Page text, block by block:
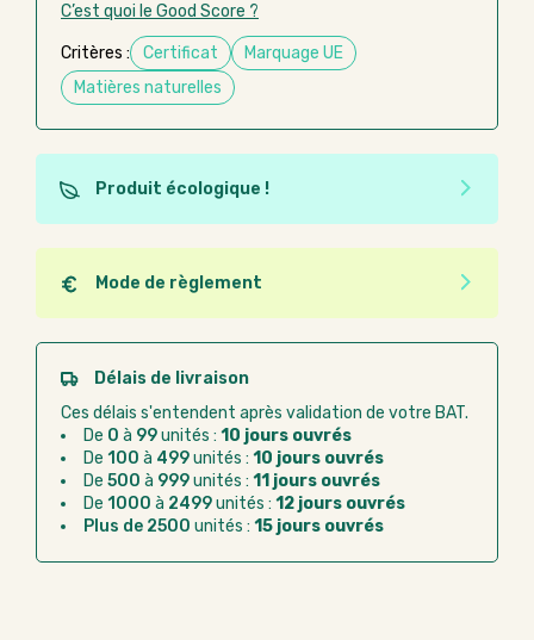
C’est quoi le Good Score ?
Critères : Certificat
Marquage UE
Matières naturelles
Produit écologique !
Ce produit est éco-conçu, il a été fabriqué à partir de
matériaux recyclés ou recyclables. Ces produits
peuvent plus facilement obtenir une seconde vie
après utilisation. L'origine de fabrication du produit
n'entre pas dans les critères d'éco-conception.
Mode de règlement
Quel que soit le mode de règlement, vous pouvez
passer commande en ligne sur Good Act.
Paiement CB :paiement sécurisé par carte
Virement bancaire :règlement sur facture
après la commande
Chorus Pro :règlement par mandat
administratif après la commande
Délais de livraison
Ces délais s'entendent après validation de votre BAT.
De 0 à 99unités : 10 jours ouvrés
De 100 à 499unités : 10 jours ouvrés
De 500 à 999unités : 11 jours ouvrés
De 1000 à 2499unités : 12 jours ouvrés
Plus de 2500 unités : 15 jours ouvrés